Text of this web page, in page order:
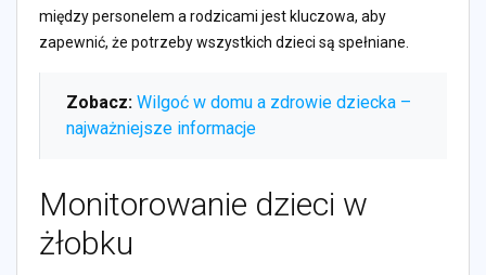
między personelem a rodzicami jest kluczowa, aby
zapewnić, że potrzeby wszystkich dzieci są spełniane.
Zobacz: Wilgoć w domu a zdrowie dziecka –
najważniejsze informacje
Monitorowanie dzieci w
żłobku